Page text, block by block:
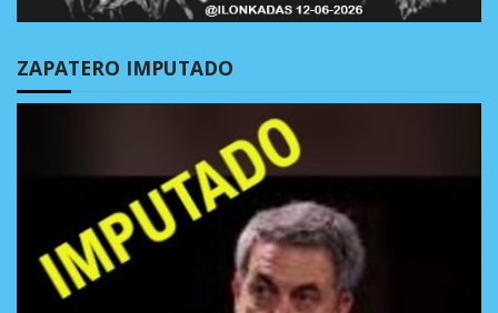
ZAPATERO IMPUTADO